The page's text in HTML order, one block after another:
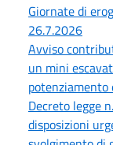
Giornate di
26.7.2026
Avviso
un mini
Decreto legge
disposizioni